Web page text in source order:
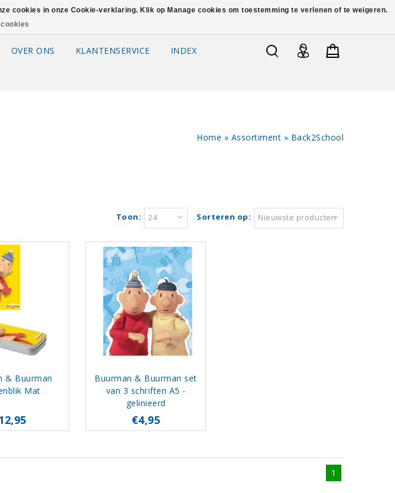
OVER ONS KLANTENSERVICE INDEX
Home » Assortiment » Back2School
Sorteren op: Nieuwste producten
Toon: 24
& Buurman
Mat
Buurman & Buurman set
van 3 schriften A5 -
gelinieerd
€4,95
1
cookies in onze Cookie-verklaring. Klik op Manage cookies om toestemming te verlenen of te weigeren.
cookies